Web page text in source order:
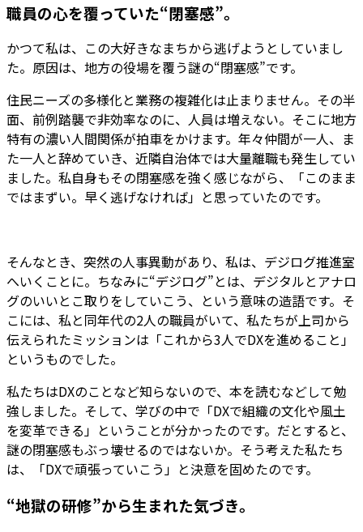
職員の心を覆っていた“閉塞感”。
かつて私は、この大好きなまちから逃げようとしていまし
た。原因は、 地方の役場を覆う謎の“閉塞感”です。
住民ニーズの多様化と業務の複雑化は止まりません。その半
面、前例踏襲で非効率なのに、人員は増えない。そこに地方
特有の濃い人間関係が拍車をかけます。年々仲間が一人、ま
た一人と辞めていき、近隣自治体では大量離職も発生してい
ました。私自身もその閉塞感を強く感じながら、
「このまま
ではまずい。早く逃げなければ」 と思っていたのです。
そんなとき、突然の人事異動があり、私は、デジログ推進室
へいくことに。ちなみに“デジログ”とは、デジタルとアナロ
グのいいとこ取りをしていこう、という意味の造語です。そ
こには、私と同年代の2人の職員がいて、私たちが上司から
伝えられたミッションは「これから3人でDXを進めること」
というものでした。
私たちはDXのことなど知らないので、本を読むなどして勉
強しました。そして、学びの中で「DXで組織の文化や風土
を変革できる」ということが分かったのです。だとすると、
謎の閉塞感もぶっ壊せるのではないか。そう考えた私たち
は、「DXで頑張っていこう」と決意を固めたのです。
“地獄の研修”から生まれた気づき。